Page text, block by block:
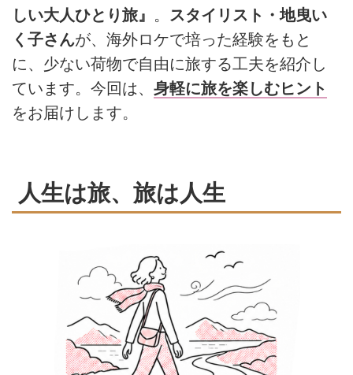
しい大人ひとり旅』 。 スタイリスト・地曳い
く子さんが、海外ロケで培った経験をもと
に、少ない荷物で自由に旅する工夫を紹介し
ています。今回は、 身軽に旅を楽しむヒント
をお届けします。
人生は旅、旅は人生